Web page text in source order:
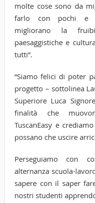
molte cose sono da
farlo con pochi e
migliorano la
paesaggistiche e
tutti”.
“Siamo felici di poter
progetto – sottolinea
Superiore Luca
finalità che
TuscanEasy e
possano che uscire
Perseguiamo con
alternanza scuola-
sapere con il saper
nostri studenti